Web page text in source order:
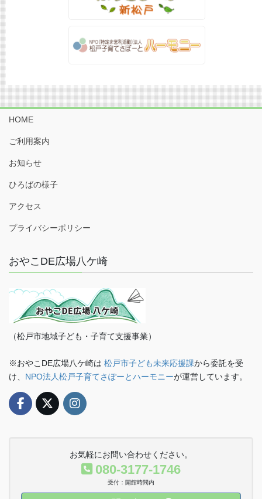
HOME
ご利用案内
お知らせ
ひろばの様子
アクセス
プライバシーポリシー
おやこDE広場八ケ崎
（松戸市地域子ども・子育て支援事業）
※おやこDE広場八ケ崎は 松戸市子ども未来応援課から委託を受
け、 NPO法人松戸子育てさぽーとハーモニーが運営しています。
お気軽にお問い合わせください。
080-3177-1746
受付：開館時間内